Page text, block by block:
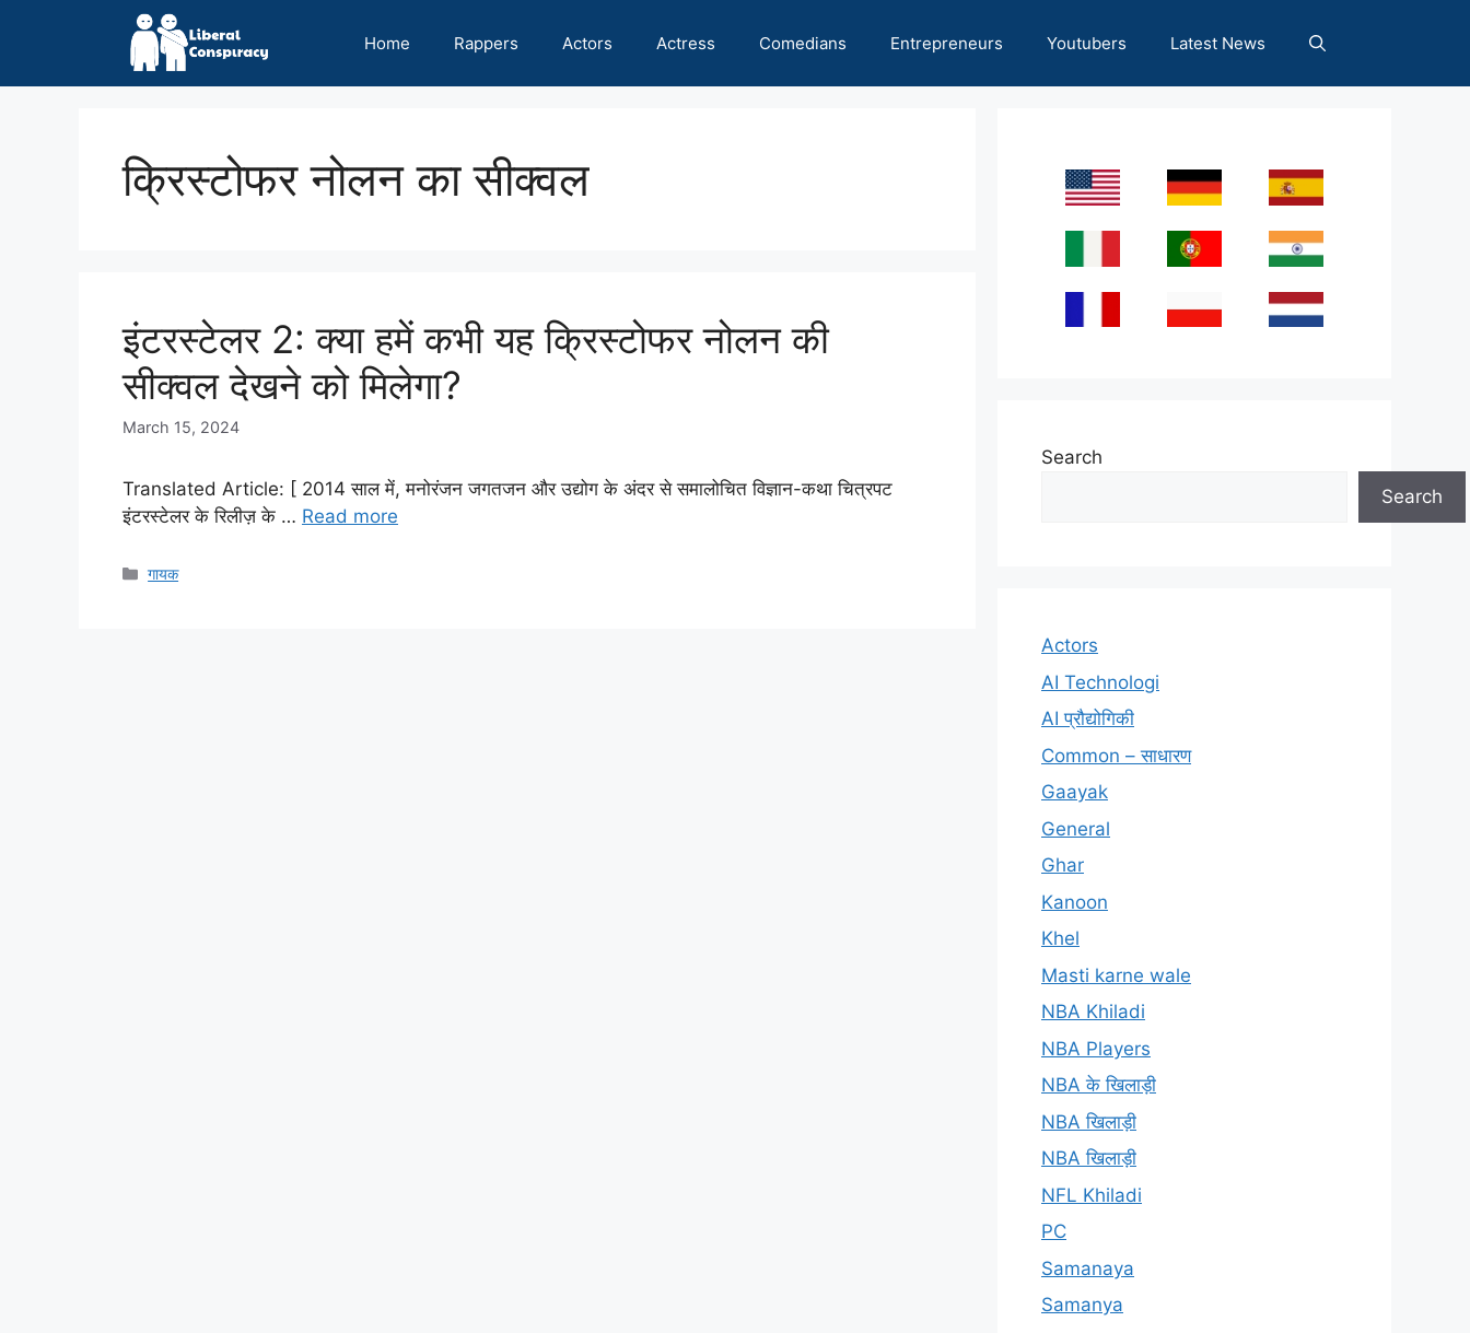
Home Rappers Actors Actress Comedians Entrepreneurs Youtubers Latest News
क्रिस्टोफर नोलन का सीक्वल
इंटरस्टेलर 2: क्या हमें कभी यह क्रिस्टोफर नोलन की
सीक्वल देखने को मिलेगा?
March 15, 2024
Translated Article: [ 2014 साल में, मनोरंजन जगतजन और उद्योग के अंदर से समालोचित विज्ञान-कथा चित्रपट
इंटरस्टेलर के रिलीज़ के … Read more
Categories
गायक
Search
Search
Actors
AI Technologi
AI प्रौद्योगिकी
Common – साधारण
Gaayak
General
Ghar
Kanoon
Khel
Masti karne wale
NBA Khiladi
NBA Players
NBA के खिलाड़ी
NBA खिलाड़ी
NBA खिलाड़ी
NFL Khiladi
PC
Samanaya
Samanya